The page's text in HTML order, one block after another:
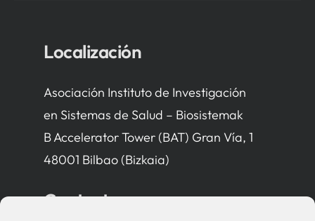
Localización
Asociación Instituto de Investigación
en Sistemas de Salud – Biosistemak
B Accelerator Tower (BAT) Gran Vía, 1
48001 Bilbao (Bizkaia)
Contacto